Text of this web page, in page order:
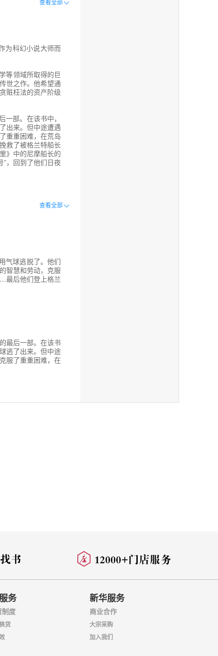
头上、身上、四肢
的绒线衣对他进行
度疲劳而昏迷的，
后我便死在他的旁
一直走到自己曾走
体冲上岸的，所以
为科幻小说大师而
等领域所取得的巨
世之作。他希望通
赃枉法的资产阶级
部。在该书中，
出来。但中途遭遇
重重困难，在荒岛
救了被格兰特船长
》中的尼摩船长的
，回到了他们日夜
查看全部
气球逃脱了。他们
智慧和劳动，克服
最后他们登上格兰
最后一部。在该书
逃了出来。但中途
服了重重困难，在
务
制度
货
新华服务
商业合作
大宗采购
加入我们